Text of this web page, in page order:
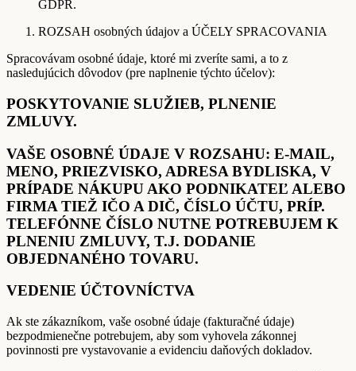
GDPR.
ROZSAH osobných údajov a ÚČELY SPRACOVANIA
Spracovávam osobné údaje, ktoré mi zveríte sami, a to z
nasledujúcich dôvodov (pre naplnenie týchto účelov):
POSKYTOVANIE SLUŽIEB, PLNENIE
ZMLUVY.
VAŠE OSOBNÉ ÚDAJE V ROZSAHU: E-MAIL,
MENO, PRIEZVISKO, ADRESA BYDLISKA, V
PRÍPADE NÁKUPU AKO PODNIKATEĽ ALEBO
FIRMA TIEŽ IČO A DIČ, ČÍSLO ÚČTU, PRÍP.
TELEFÓNNE ČÍSLO NUTNE POTREBUJEM K
PLNENIU ZMLUVY, T.J. DODANIE
OBJEDNANÉHO TOVARU.
VEDENIE ÚČTOVNÍCTVA
Ak ste zákazníkom, vaše osobné údaje (fakturačné údaje)
bezpodmienečne potrebujem, aby som vyhovela zákonnej
povinnosti pre vystavovanie a evidenciu daňových dokladov.